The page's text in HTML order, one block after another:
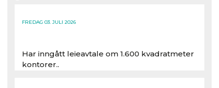
FREDAG 03. JULI 2026
Har inngått leieavtale om 1.600 kvadratmeter
kontorer..